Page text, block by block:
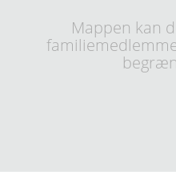
Mappen kan